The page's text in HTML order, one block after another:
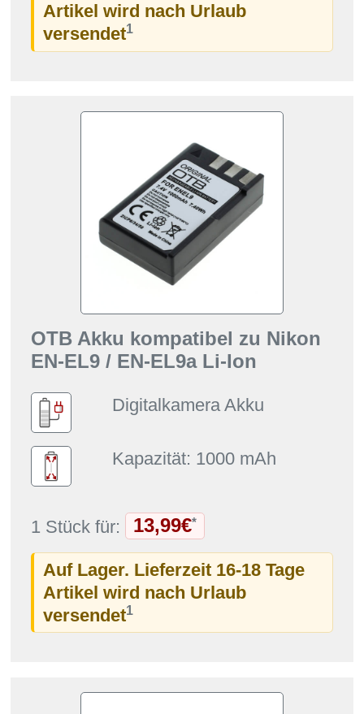
Artikel wird nach Urlaub
versendet1
OTB Akku kompatibel zu Nikon
EN-EL9 / EN-EL9a Li-Ion
Digitalkamera Akku
Kapazität: 1000 mAh
1 Stück für: 13,99€*
Auf Lager. Lieferzeit 16-18 Tage
Artikel wird nach Urlaub
versendet1